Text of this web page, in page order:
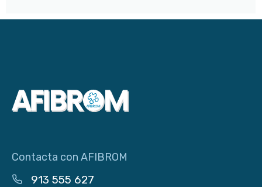
Contacta con AFIBROM
913 555 627